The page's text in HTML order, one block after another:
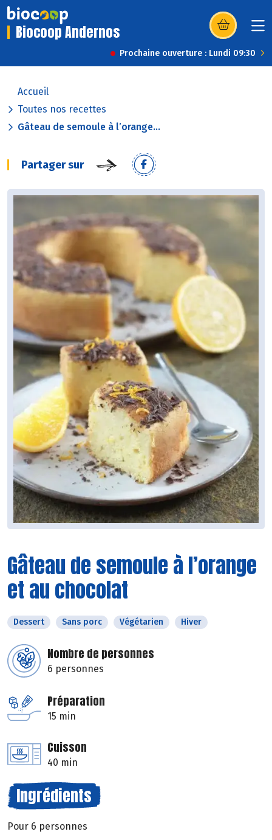
Biocoop Andernos (s’ouvre dans
Prochaine ouverture : Lundi 09:30
Accueil
Toutes nos recettes
Gâteau de semoule à l’orange...
Partager sur
Gâteau de semoule à l’orange
et au chocolat
Dessert Sans porc Végétarien Hiver
Nombre de personnes
6 personnes
Préparation
15 min
Cuisson
40 min
Ingrédients
Pour 6 personnes